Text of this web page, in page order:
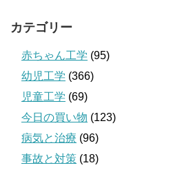
カテゴリー
赤ちゃん工学 (95)
幼児工学 (366)
児童工学 (69)
今日の買い物 (123)
病気と治療 (96)
事故と対策 (18)